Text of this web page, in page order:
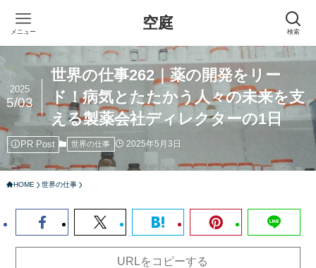
空庭 検索
メニュー
世界の仕事262｜薬の開発をリー
ド！病気とたたかう人々の未来を支
える製薬会社ディレクターの1日
2025
5/03
PR Post 世界の仕事 2025年5月3日
HOME 世界の仕事
URLをコピーする